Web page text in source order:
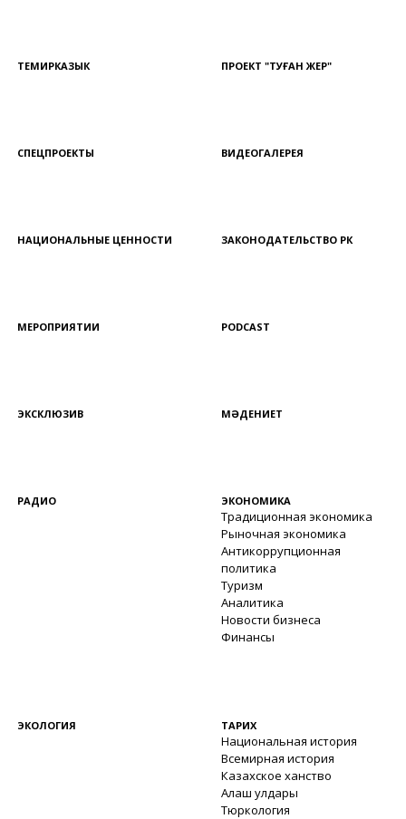
ТЕМИРКАЗЫК ПРОЕКТ "ТУҒАН ЖЕР"
СПЕЦПРОЕКТЫ ВИДЕОГАЛЕРЕЯ
НАЦИОНАЛЬНЫЕ ЦЕННОСТИ ЗАКОНОДАТЕЛЬСТВО РК
МЕРОПРИЯТИИ PODCAST
ЭКСКЛЮЗИВ МӘДЕНИЕТ
РАДИО ЭКОНОМИКА
Традиционная экономика
Рыночная экономика
Антикоррупционная
политика
Туризм
Аналитика
Новости бизнеса
Финансы
ЭКОЛОГИЯ ТАРИХ
Национальная история
Всемирная история
Казахское ханство
Алаш улдары
Тюркология